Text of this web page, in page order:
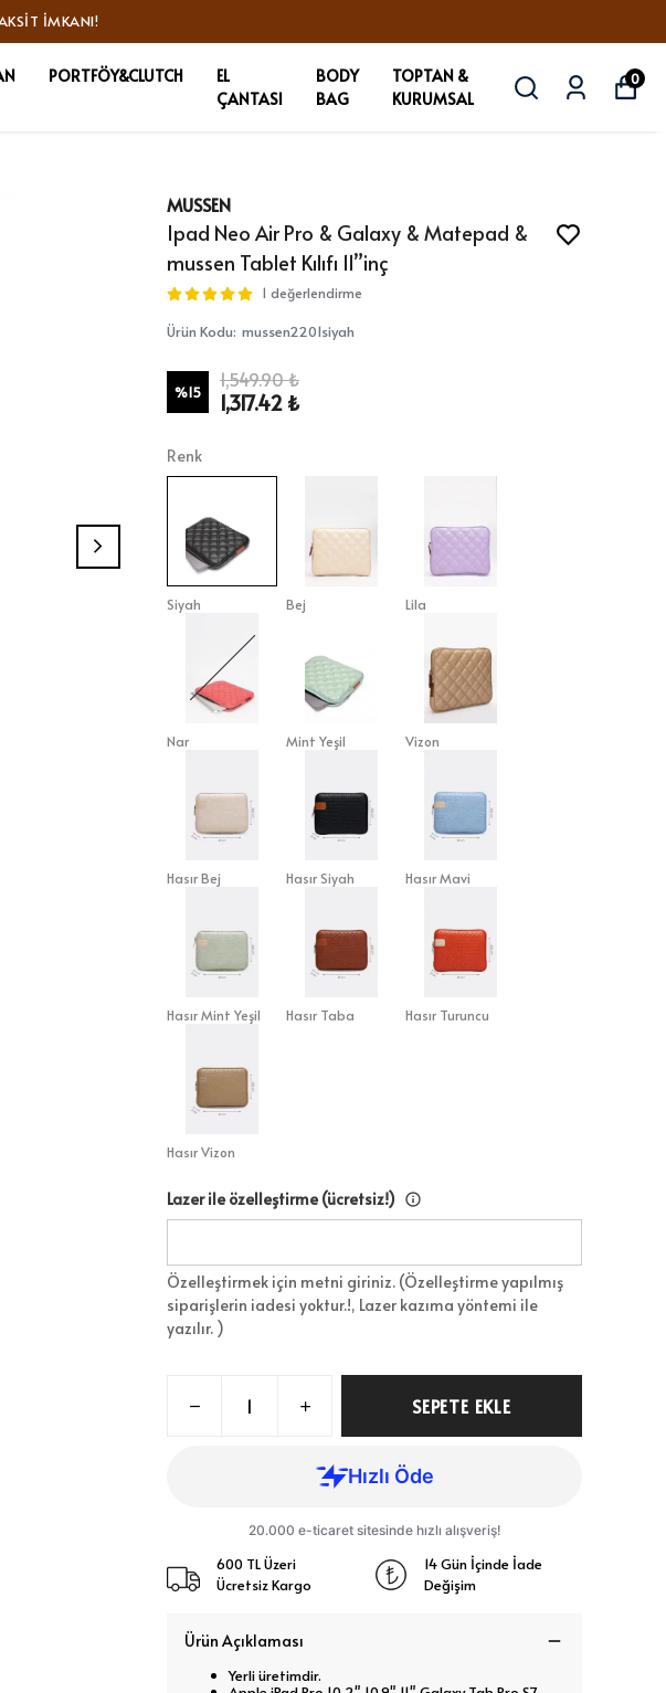
İMKANI!
PORTFÖY&CLUTCH
EL
ÇANTASI
BODY
BAG
TOPTAN &
KURUMSAL
0
MUSSEN
Ipad Neo Air Pro & Galaxy & Matepad &
mussen Tablet Kılıfı 11”inç
1 değerlendirme
Ürün Kodu: mussen2201siyah
%15
1,549.90 ₺
1,317.42 ₺
Renk
Siyah Bej Lila
Nar Mint Yeşil Vizon
Hasır Bej Hasır Siyah Hasır Mavi
Hasır Mint Yeşil Hasır Taba Hasır Turuncu
Hasır Vizon
Lazer ile özelleştirme (ücretsiz!)
Özelleştirmek için metni giriniz. (Özelleştirme yapılmış
siparişlerin iadesi yoktur.!, Lazer kazıma yöntemi ile
yazılır. )
SEPETE EKLE
600 TL Üzeri
Ücretsiz Kargo
14 Gün İçinde İade
Değişim
Ürün Açıklaması
Yerli üretimdir.